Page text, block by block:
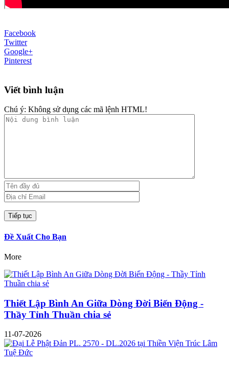
Facebook
Twitter
Google+
Pinterest
Viết bình luận
Chú ý: Không sử dụng các mã lệnh HTML!
Đề Xuất Cho Bạn
More
Thiết Lập Bình An Giữa Dòng Đời Biến Động -
Thầy Tỉnh Thuần chia sẻ
11-07-2026